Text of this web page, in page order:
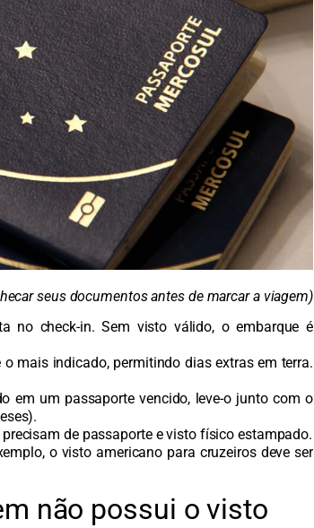
seus documentos antes de marcar a viagem)
no check-in. Sem visto válido, o embarque é
mais indicado, permitindo dias extras em terra.
em um passaporte vencido, leve-o junto com o
de passaporte e visto físico estampado.
o visto americano para cruzeiros deve ser
não possui o visto